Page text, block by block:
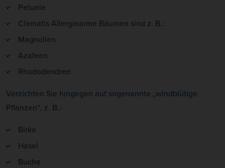
Petunie
Clematis Allergiearme Bäumen sind z. B.:
Magnolien
Azaleen
Rhododendren
Verzichten Sie hingegen auf sogenannte „windblütige
Pflanzen“, z. B.:
Birke
Hasel
Buche